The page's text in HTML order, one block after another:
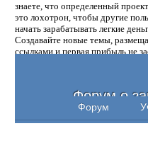
знаете, что определенный
это лохотрон, чтобы другие
начать зарабатывать легкие
Создавайте новые темы,
ссылками и первая прибыль не
Форум о
Форум